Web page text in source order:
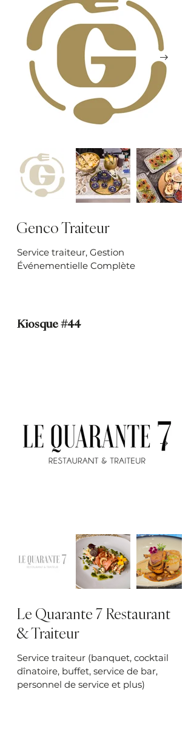
Genco Traiteur
Service traiteur, Gestion
Événementielle Complète
Kiosque #44
Le Quarante 7 Restaurant
& Traiteur
Service traiteur (banquet, cocktail
dînatoire, buffet, service de bar,
personnel de service et plus)